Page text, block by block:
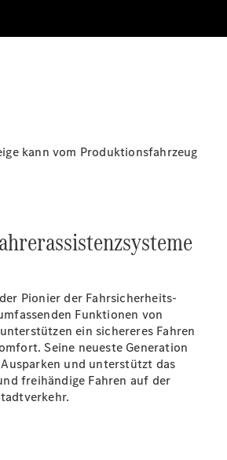
kann vom Produktionsfahrzeug
Pionier der Fahrsicherheits-
Funktionen von
unterstützen ein sichereres Fahren
Seine neueste Generation
und unterstützt das
freihändige Fahren auf der